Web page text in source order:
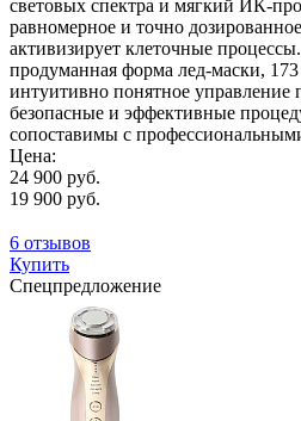
световых спектра и мягкий ИК-
равномерное и точно
активизирует клеточные
продуманная форма лед-маски,
интуитивно понятное управление
безопасные и эффективные
сопоставимы с
Цена:
24 900 руб.
19 900 руб.
6 отзывов
Купить
Спецпредложение